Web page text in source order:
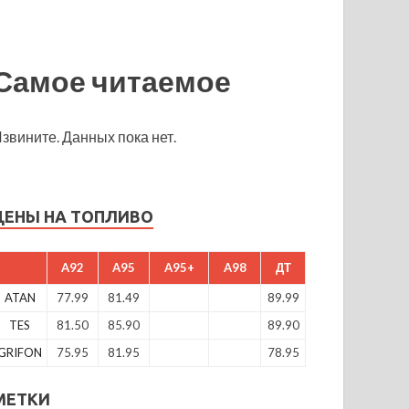
читаемое
Данных пока нет.
НА ТОПЛИВО
A92 A95 A95+ A98 ДТ
ATAN 77.99 81.49
89.99
TES
81.50 85.90
89.90
75.95 81.95 78.95